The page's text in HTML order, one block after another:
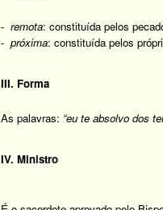
- remota: constituída pelos
- próxima: constituída pelos
III. Forma
As palavras: “eu te absolvo dos
IV. Ministro